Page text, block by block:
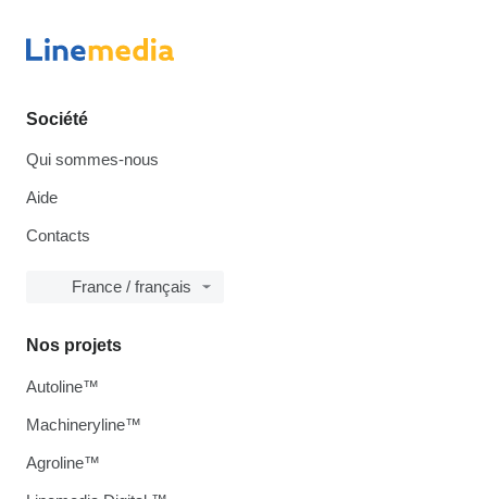
Société
Qui sommes-nous
Aide
Contacts
France / français
Nos projets
Autoline™
Machineryline™
Agroline™